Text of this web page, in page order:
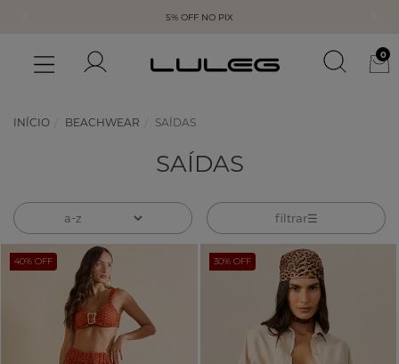
5% OFF NO PIX
0
INÍCIO BEACHWEAR SAÍDAS
SAÍDAS
filtrar
40% OFF 30% OFF